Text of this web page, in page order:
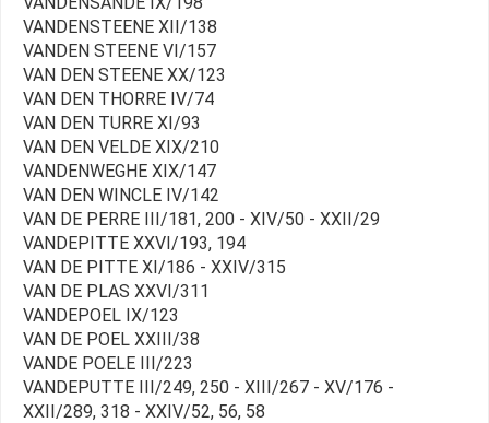
VANDENSTEENE XII/138
VANDEN STEENE VI/157
VAN DEN STEENE XX/123
VAN DEN THORRE IV/74
VAN DEN TURRE XI/93
VAN DEN VELDE XIX/210
VANDENWEGHE XIX/147
VAN DEN WINCLE IV/142
VAN DE PERRE III/181, 200 - XIV/50 - XXII/29
VANDEPITTE XXVI/193, 194
VAN DE PITTE XI/186 - XXIV/315
VAN DE PLAS XXVI/311
VANDEPOEL IX/123
VAN DE POEL XXIII/38
VANDE POELE III/223
VANDEPUTTE III/249, 250 - XIII/267 - XV/176 -
XXII/289, 318 - XXIV/52, 56, 58